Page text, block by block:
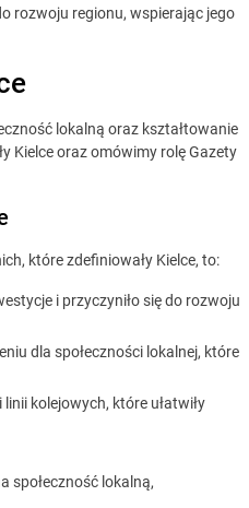
rozwoju regionu, wspierając jego
lokalną oraz kształtowanie
Kielce oraz omówimy rolę Gazety
które zdefiniowały Kielce, to:
i przyczyniło się do rozwoju
dla społeczności lokalnej, które
kolejowych, które ułatwiły
społeczność lokalną,